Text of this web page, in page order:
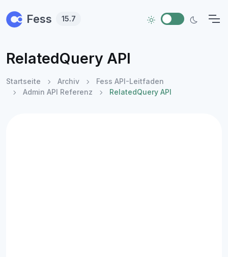
Fess 15.7
RelatedQuery API
Startseite Archiv
Fess API-Leitfaden
Admin API Referenz
RelatedQuery API